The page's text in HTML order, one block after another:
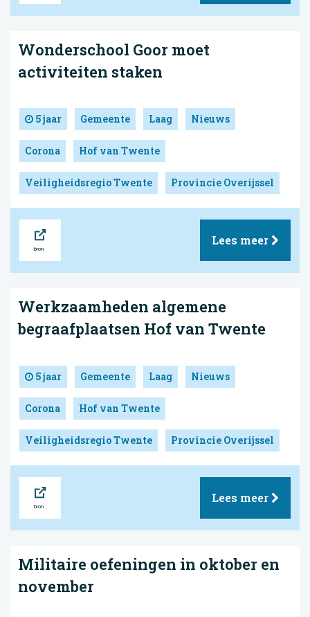
Wonderschool Goor moet
activiteiten staken
5 jaar Gemeente Laag Nieuws
Corona Hof van Twente
Veiligheidsregio Twente Provincie Overijssel
Lees meer
Werkzaamheden algemene
begraafplaatsen Hof van Twente
5 jaar Gemeente Laag Nieuws
Corona Hof van Twente
Veiligheidsregio Twente Provincie Overijssel
Lees meer
Militaire oefeningen in oktober en
november